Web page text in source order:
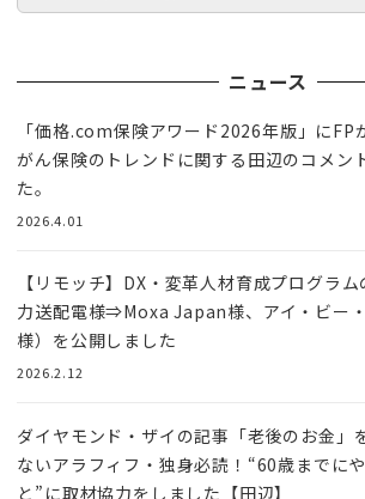
ニュース
「価格.com保険アワード2026年版」にFP
がん保険のトレンドに関する田辺のコメン
た。
2026.4.01
【リモッチ】DX・変革人材育成プログラ
力送配電様⇒Moxa Japan様、アイ・ビー
様）を公開しました
2026.2.12
ダイヤモンド・ザイの記事「老後のお金」
ないアラフィフ・独身必読！“60歳までに
と”に取材協力をしました【田辺】